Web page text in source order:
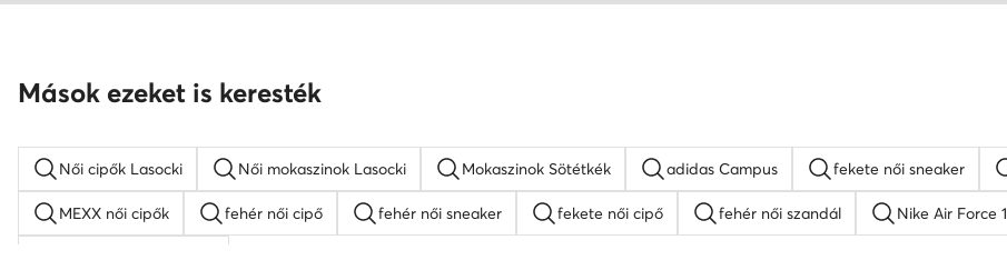
Mások ezeket is keresték
Női cipők Lasocki Női mokaszinok Lasocki Mokaszinok Sötétkék adidas Campus fekete női sneaker
MEXX női cipők fehér női cipő fehér női sneaker fekete női cipő fehér női szandál Nike Air Force 1